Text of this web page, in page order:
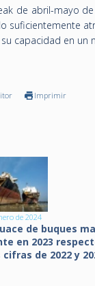
de abril-mayo
suficientemente
capacidad en
Imprimir
de 2024
de buques
en 2023
cifras de 2022 y